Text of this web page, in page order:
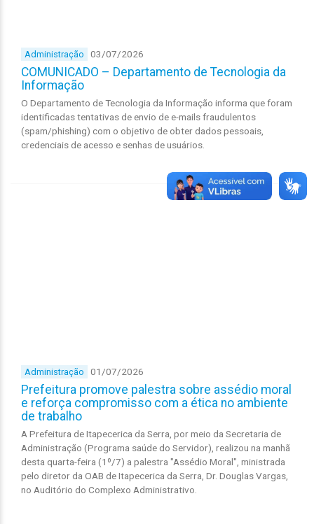
Administração 03/07/2026
COMUNICADO – Departamento de Tecnologia da
Informação
O Departamento de Tecnologia da Informação informa que foram
identificadas tentativas de envio de e-mails fraudulentos
(spam/phishing) com o objetivo de obter dados pessoais,
credenciais de acesso e senhas de usuários.
Administração 01/07/2026
Prefeitura promove palestra sobre assédio moral
e reforça compromisso com a ética no ambiente
de trabalho
A Prefeitura de Itapecerica da Serra, por meio da Secretaria de
Administração (Programa saúde do Servidor), realizou na manhã
desta quarta-feira (1º/7) a palestra "Assédio Moral", ministrada
pelo diretor da OAB de Itapecerica da Serra, Dr. Douglas Vargas,
no Auditório do Complexo Administrativo.